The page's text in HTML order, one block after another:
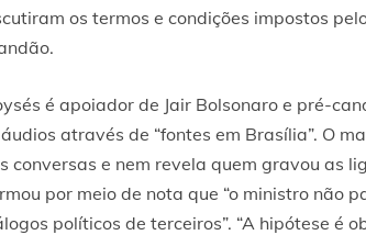
os termos e condições impostos
é apoiador de Jair Bolsonaro e pré-
através de “fontes em Brasília”. O
conversas e nem revela quem gravou as
por meio de nota que “o ministro não
políticos de terceiros”. “A hipótese é